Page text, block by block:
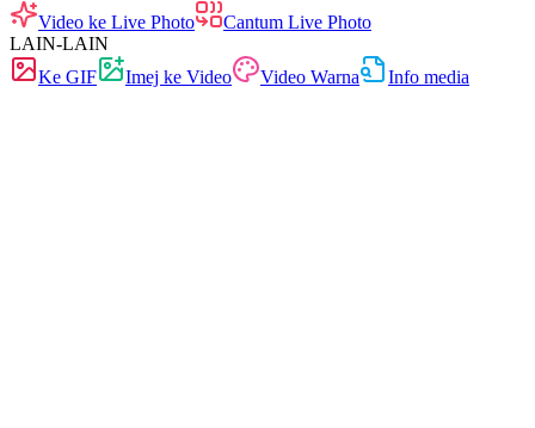
Video ke Live Photo
Cantum Live Photo
LAIN-LAIN
Ke GIF
Imej ke Video Video Warna
Info media